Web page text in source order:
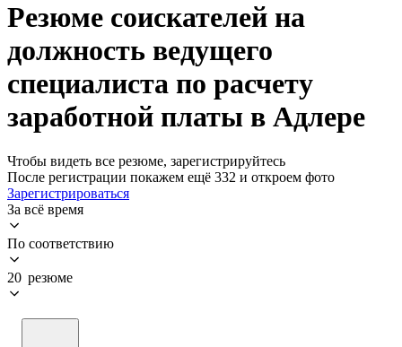
Резюме соискателей на
должность ведущего
специалиста по расчету
заработной платы в Адлере
Чтобы видеть все резюме, зарегистрируйтесь
После регистрации покажем ещё 332 и откроем фото
Зарегистрироваться
За всё время
По соответствию
20 резюме